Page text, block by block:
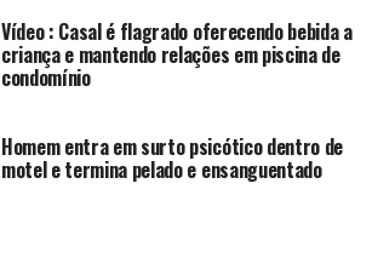
Vídeo : Casal é flagrado oferecendo bebida a
criança e mantendo relações em piscina de
condomínio
Homem entra em surto psicótico dentro de
motel e termina pelado e ensanguentado